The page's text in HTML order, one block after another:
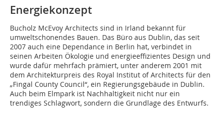
Energiekonzept
Bucholz McEvoy Architects sind in Irland bekannt für
umweltschonen­des Bauen. Das Büro aus Dublin, das seit
2007 auch eine Dependance in Berlin hat, verbindet in
seinen Arbeiten Ökologie und energieeffizientes Design und
wurde dafür mehrfach prämiert, unter anderem 2001 mit
dem Architekturpreis des Royal Institut of Architects für den
„Fingal County Council“, ein Regierungsgebäude in Dublin.
Auch beim Elmpark ist Nachhaltigkeit nicht nur ein
trendiges Schlagwort, sondern die Grundlage des Entwurfs.